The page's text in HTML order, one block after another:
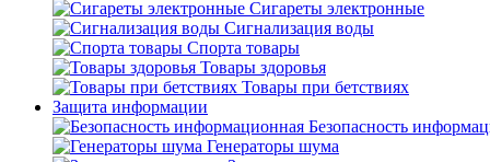
Сигареты электронные
Сигнализация воды
Спорта товары
Товары здоровья
Товары при бетствиях
Защита информации
Безопасность
Генераторы шума